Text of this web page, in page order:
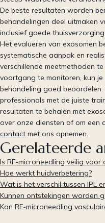
De beste resultaten worden
behandelingen deel uitmaken
inclusief goede thuisverzorging
Het evalueren van exosomen
systematische aanpak en
verschillende meetmethoden
voortgang te monitoren, kun
behandeling goed beoordelen.
professionals met de juiste
resultaten te behalen met
over onze diensten of om een
contact met ons opnemen.
Gerelateerde
Is RF-microneedling veilig voor
Hoe werkt huidverbetering?
Wat is het verschil tussen IPL
Kunnen ontstekingen worden
Kan RF-microneedling